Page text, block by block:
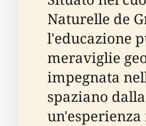
Naturelle de
l'educazione
meraviglie
impegnata
spaziano